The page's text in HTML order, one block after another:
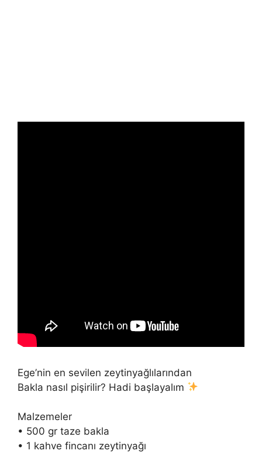
Ege’nin en sevilen zeytinyağlılarından
Bakla nasıl pişirilir? Hadi başlayalım
Malzemeler
• 500 gr taze bakla
• 1 kahve fincanı zeytinyağı